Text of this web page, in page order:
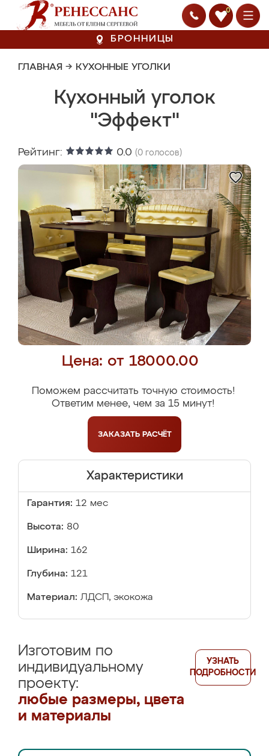
0
БРОННИЦЫ
ГЛАВНАЯ → КУХОННЫЕ УГОЛКИ
Кухонный уголок
"Эффект"
Рейтинг: 0.0 (0 голосов)
Цена: от 18000.00
Поможем рассчитать точную стоимость!
Ответим менее, чем за 15 минут!
ЗАКАЗАТЬ РАСЧЁТ
Характеристики
Гарантия: 12 мес
Высота: 80
Ширина: 162
Глубина: 121
Материал: ЛДСП, экокожа
Изготовим по
индивидуальному
проекту:
любые размеры, цвета
и материалы
УЗНАТЬ
ПОДРОБНОСТИ